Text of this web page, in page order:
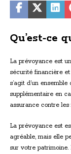
Qu’est-ce
La prévoyance est
sécurité financière
s’agit d’un
supplémentaire en
assurance contre
La prévoyance est
agréable, mais elle
sur votre